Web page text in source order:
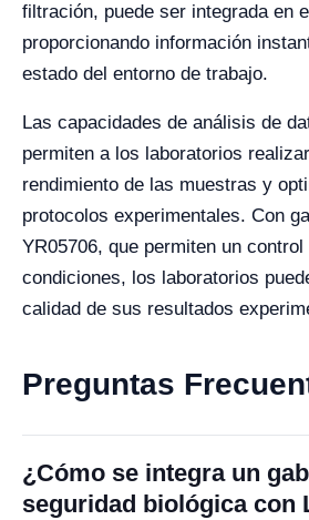
filtración, puede ser integrada en
proporcionando información
estado del entorno de trabajo.
Las capacidades de análisis de
permiten a los laboratorios
rendimiento de las muestras y
protocolos experimentales. Con
YR05706, que permiten un
condiciones, los laboratorios
calidad de sus resultados
Preguntas
¿Cómo se integra un
seguridad biológica con